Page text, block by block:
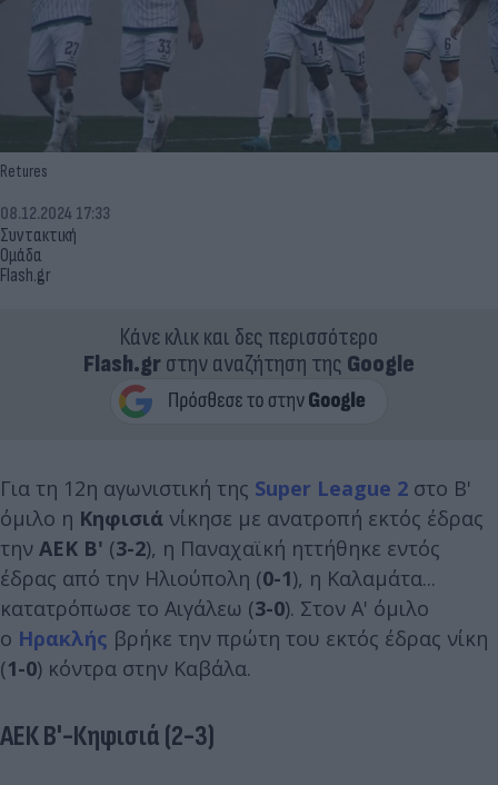
Retures
Συντακτική
Ομάδα
Flash.gr
08.12.2024 17:33
Κάνε κλικ και δες περισσότερο
Flash.grστην αναζήτηση της Google
Για τη 12η αγωνιστική της Super League 2 στο Β'
όμιλο η Κηφισιά νίκησε με ανατροπή εκτός έδρας
την ΑΕΚ Β' (3-2), η Παναχαϊκή ηττήθηκε εντός
έδρας από την Ηλιούπολη (0-1), η Καλαμάτα...
κατατρόπωσε το Αιγάλεω (3-0). Στον Α' όμιλο
ο Ηρακλής βρήκε την πρώτη του εκτός έδρας νίκη
(1-0) κόντρα στην Καβάλα.
ΑΕΚ Β'-Κηφισιά (2-3)